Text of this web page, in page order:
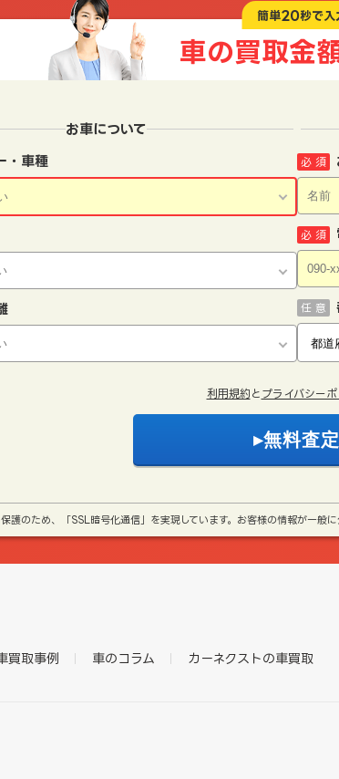
簡単20秒で入
車の買取金
お車について
・車種 必 須
必 須
任 意
利用規約 と プライバシー
護のため、「SSL暗号化通信」を実現しています。お客様の情報が一般
買取事例 車のコラム カーネクストの車買取